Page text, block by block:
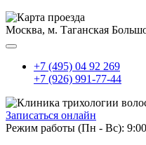
Москва, м. Таганская
+7 (495) 04 92 269
+7 (926) 991-77-44
Записаться онлайн
Режим работы (Пн - Вс):